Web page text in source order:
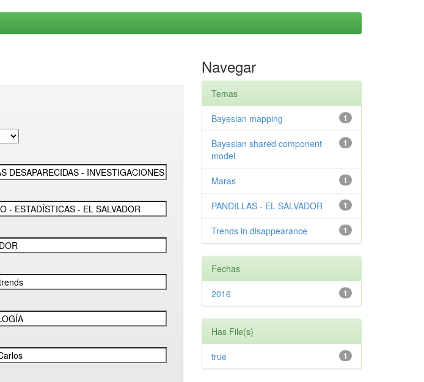
Navegar
Temas
1
Bayesian mapping
1
Bayesian shared component
model
1
Maras
1
PANDILLAS - EL SALVADOR
1
Trends in disappearance
Fechas
1
2016
Has File(s)
1
true